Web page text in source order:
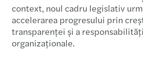
context, noul cadru legislativ
accelerarea progresului prin
transparenței și a
organizaționale.